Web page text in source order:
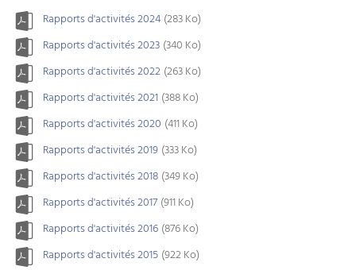
Rapports d'activités 2024 (283 Ko)
Rapports d'activités 2023 (340 Ko)
Rapports d'activités 2022 (263 Ko)
Rapports d'activités 2021 (388 Ko)
Rapports d'activités 2020 (411 Ko)
Rapports d'activités 2019 (333 Ko)
Rapports d'activités 2018 (349 Ko)
Rapports d'activités 2017 (911 Ko)
Rapports d'activités 2016 (876 Ko)
Rapports d'activités 2015 (922 Ko)